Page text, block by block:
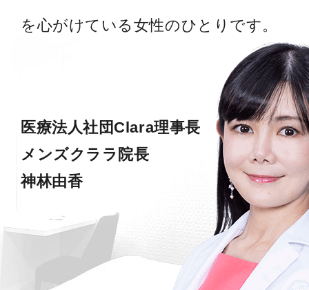
を心がけている女性のひとりです。
医療法人社団Clara理事長
メンズクララ院長
神林由香